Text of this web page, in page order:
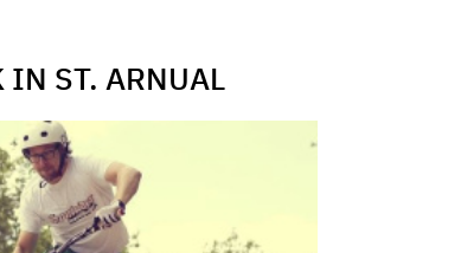
IN ST. ARNUAL